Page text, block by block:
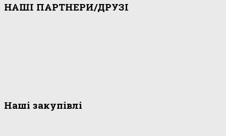
НАШІ ПАРТНЕРИ/ДРУЗІ
Наші закупівлі